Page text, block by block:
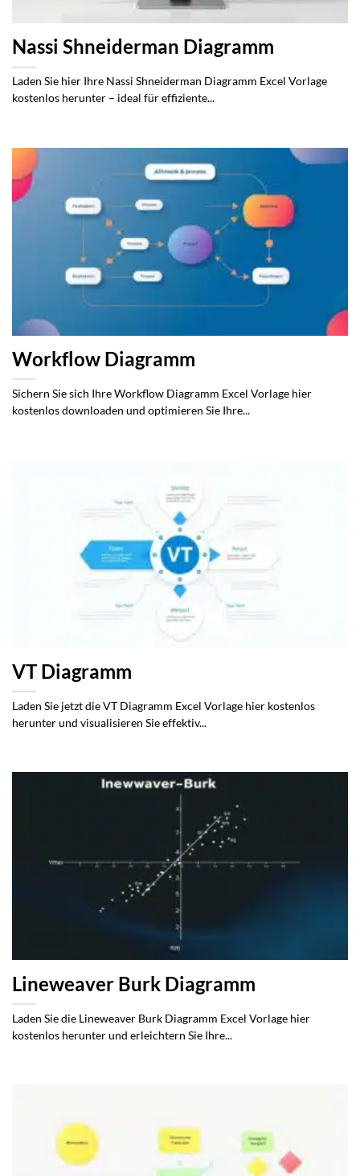
Nassi Shneiderman Diagramm
Laden Sie hier Ihre Nassi Shneiderman Diagramm Excel Vorlage
kostenlos herunter – ideal für effiziente...
Workflow Diagramm
Sichern Sie sich Ihre Workflow Diagramm Excel Vorlage hier
kostenlos downloaden und optimieren Sie Ihre...
VT Diagramm
Laden Sie jetzt die VT Diagramm Excel Vorlage hier kostenlos
herunter und visualisieren Sie effektiv...
Lineweaver Burk Diagramm
Laden Sie die Lineweaver Burk Diagramm Excel Vorlage hier
kostenlos herunter und erleichtern Sie Ihre...